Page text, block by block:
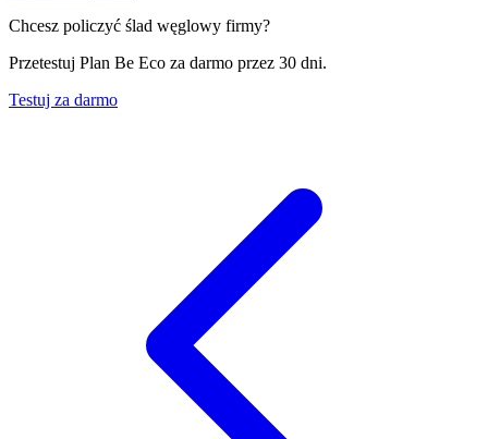
Chcesz policzyć ślad węglowy firmy?
Przetestuj Plan Be Eco za darmo przez 30 dni.
Testuj za darmo